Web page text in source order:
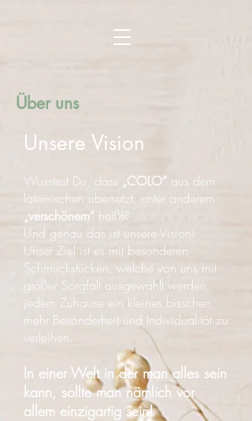
Über uns
Unsere Vision
Wusstest Du, dass „COLO“ aus dem
lateinischen übersetzt, unter anderem
„verschönern“ heißt?
Und genau das ist unsere Vision!
Unser Ziel ist es mit besonderen
Schmuckstücken, welche von uns mit
großer Sorgfalt ausgewählt werden,
jedem Zuhause ein kleines bisschen
mehr Besonderheit und Individualität zu
verleihen.
In einer Welt in der man alles sein
kann, sollte man nämlich vor
allem einzigartig sein!